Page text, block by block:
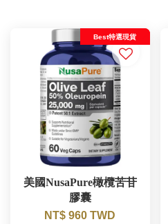
Best特選現貨
美國NusaPure橄欖苦苷
膠囊
NT$ 960 TWD